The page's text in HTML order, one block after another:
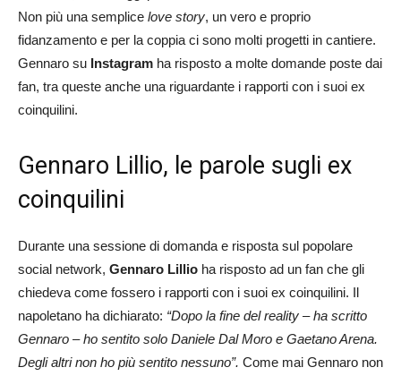
Non più una semplice love story, un vero e proprio
fidanzamento e per la coppia ci sono molti progetti in cantiere.
Gennaro su Instagram ha risposto a molte domande poste dai
fan, tra queste anche una riguardante i rapporti con i suoi ex
coinquilini.
Gennaro Lillio, le parole sugli ex
coinquilini
Durante una sessione di domanda e risposta sul popolare
social network, Gennaro Lillio ha risposto ad un fan che gli
chiedeva come fossero i rapporti con i suoi ex coinquilini. Il
napoletano ha dichiarato: “Dopo la fine del reality – ha scritto
Gennaro – ho sentito solo Daniele Dal Moro e Gaetano Arena.
Degli altri non ho più sentito nessuno”. Come mai Gennaro non